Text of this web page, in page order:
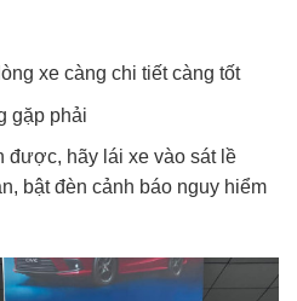
xe càng chi tiết càng tốt
gặp phải
được, hãy lái xe vào sát lề
bật đèn cảnh báo nguy hiểm